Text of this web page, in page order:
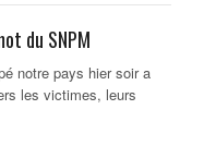
du SNPM
notre pays hier soir a
les victimes, leurs